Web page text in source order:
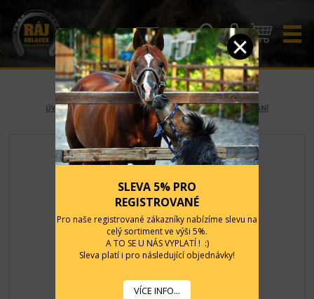
CZK EUR
ÚVOD -KONĚ -KRMIVA,VÝŽIVA, LIZY, PAMLSKY -DÝCHÁNÍ
SLEVA 5% PRO
REGISTROVANÉ
Pro naše registrované zákazníky nabízíme slevu na
celý sortiment ve výši 5%.
A TO SE U NÁS VYPLATÍ ! :)
Sleva platí i pro následující objednávky!
VÍCE INFO...